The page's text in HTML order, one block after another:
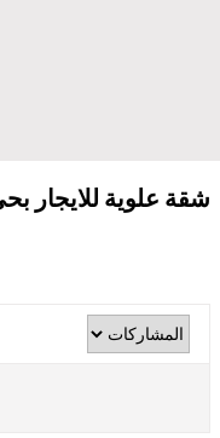
شقة علوية للايجار